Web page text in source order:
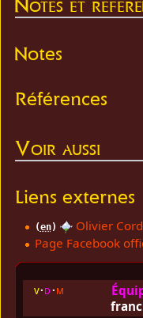
Notes
Références
Voir aussi
Liens externes
(en) Olivier
Page Facebook
v d m